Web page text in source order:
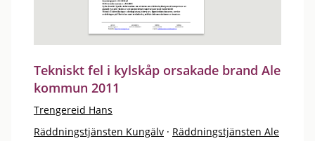
Tekniskt fel i kylskåp orsakade brand Ale
kommun 2011
Trengereid Hans
Räddningstjänsten Kungälv · Räddningstjänsten Ale